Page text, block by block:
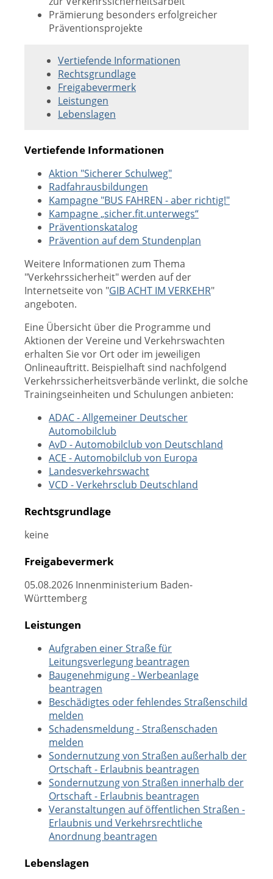
Prämierung besonders erfolgreicher
Präventionsprojekte
Vertiefende Informationen
Rechtsgrundlage
Freigabevermerk
Leistungen
Lebenslagen
Vertiefende Informationen
Aktion "Sicherer Schulweg"
Radfahrausbildungen
Kampagne "BUS FAHREN - aber richtig!"
Kampagne „sicher.fit.unterwegs“
Präventionskatalog
Prävention auf dem Stundenplan
Weitere Informationen zum Thema
"Verkehrssicherheit" werden auf der
Internetseite von "GIB ACHT IM VERKEHR"
angeboten.
Eine Übersicht über die Programme und
Aktionen der Vereine und Verkehrswachten
erhalten Sie vor Ort oder im jeweiligen
Onlineauftritt. Beispielhaft sind nachfolgend
Verkehrssicherheitsverbände verlinkt, die solche
Trainingseinheiten und Schulungen anbieten:
ADAC - Allgemeiner Deutscher
Automobilclub
AvD - Automobilclub von Deutschland
ACE - Automobilclub von Europa
Landesverkehrswacht
VCD - Verkehrsclub Deutschland
Rechtsgrundlage
keine
Freigabevermerk
05.08.2026 Innenministerium Baden-
Württemberg
Leistungen
Aufgraben einer Straße für
Leitungsverlegung beantragen
Baugenehmigung - Werbeanlage
beantragen
Beschädigtes oder fehlendes Straßenschild
melden
Schadensmeldung - Straßenschaden
melden
Sondernutzung von Straßen außerhalb der
Ortschaft - Erlaubnis beantragen
Sondernutzung von Straßen innerhalb der
Ortschaft - Erlaubnis beantragen
Veranstaltungen auf öffentlichen Straßen -
Erlaubnis und Verkehrsrechtliche
Anordnung beantragen
Lebenslagen